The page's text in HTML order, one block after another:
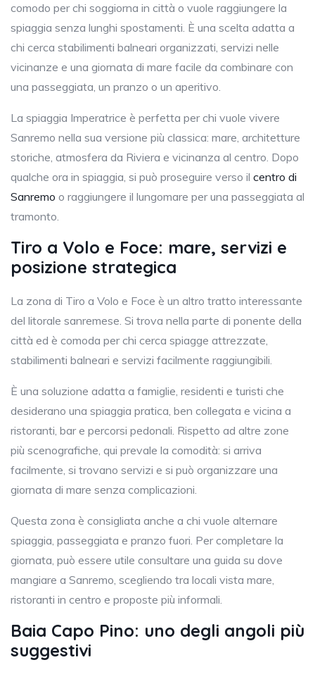
comodo per chi soggiorna in città o vuole raggiungere la
spiaggia senza lunghi spostamenti. È una scelta adatta a
chi cerca stabilimenti balneari organizzati, servizi nelle
vicinanze e una giornata di mare facile da combinare con
una passeggiata, un pranzo o un aperitivo.
La spiaggia Imperatrice è perfetta per chi vuole vivere
Sanremo nella sua versione più classica: mare, architetture
storiche, atmosfera da Riviera e vicinanza al centro. Dopo
qualche ora in spiaggia, si può proseguire verso il centro di
Sanremo o raggiungere il lungomare per una passeggiata al
tramonto.
Tiro a Volo e Foce: mare, servizi e
posizione strategica
La zona di Tiro a Volo e Foce è un altro tratto interessante
del litorale sanremese. Si trova nella parte di ponente della
città ed è comoda per chi cerca spiagge attrezzate,
stabilimenti balneari e servizi facilmente raggiungibili.
È una soluzione adatta a famiglie, residenti e turisti che
desiderano una spiaggia pratica, ben collegata e vicina a
ristoranti, bar e percorsi pedonali. Rispetto ad altre zone
più scenografiche, qui prevale la comodità: si arriva
facilmente, si trovano servizi e si può organizzare una
giornata di mare senza complicazioni.
Questa zona è consigliata anche a chi vuole alternare
spiaggia, passeggiata e pranzo fuori. Per completare la
giornata, può essere utile consultare una guida su dove
mangiare a Sanremo, scegliendo tra locali vista mare,
ristoranti in centro e proposte più informali.
Baia Capo Pino: uno degli angoli più
suggestivi